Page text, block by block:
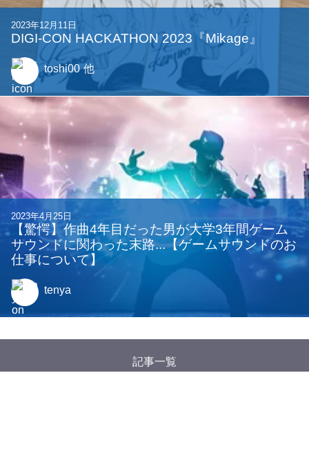
2023年12月11日
DIGI-CON HACKATHON 2023『Mikage』
toshi00 他
2023年4月25日
【驚愕】作曲4年目だった男が大学3年間ゲーム
サウンドに関わった末路...【ゲームサウンドのお
仕事について】
tenya
記事一覧